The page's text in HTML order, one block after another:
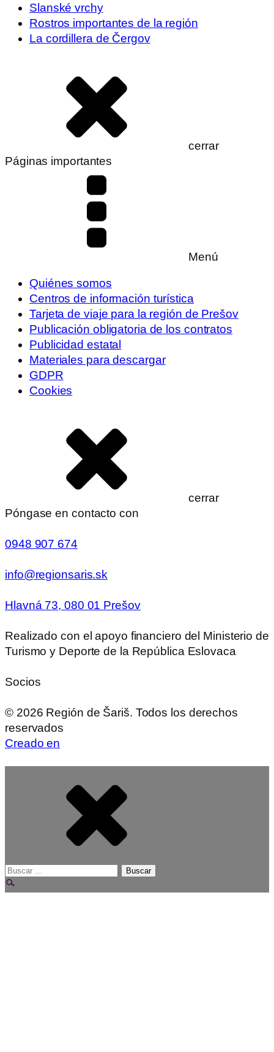
Slanské vrchy
Rostros importantes de la región
La cordillera de Čergov
cerrar
Páginas importantes
Menú
Quiénes somos
Centros de información turística
Tarjeta de viaje para la región de Prešov
Publicación obligatoria de los contratos
Publicidad estatal
Materiales para descargar
GDPR
Cookies
cerrar
Póngase en contacto con
0948 907 674
info@regionsaris.sk
Hlavná 73, 080 01 Prešov
Realizado con el apoyo financiero del Ministerio de
Turismo y Deporte de la República Eslovaca
Socios
© 2026 Región de Šariš. Todos los derechos
reservados
Creado en
Buscar: